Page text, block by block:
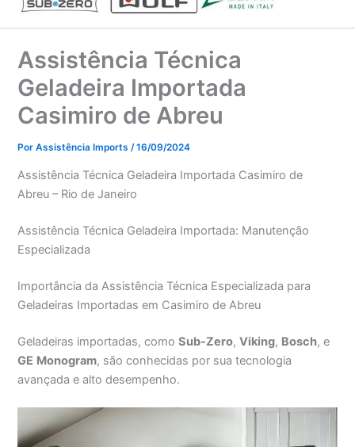
Assistência Técnica
Geladeira Importada
Casimiro de Abreu
PorAssistência Imports/16/09/2024
Assistência Técnica Geladeira Importada Casimiro de
Abreu – Rio de Janeiro
Assistência Técnica Geladeira Importada: Manutenção
Especializada
Importância da Assistência Técnica Especializada para
Geladeiras Importadas em Casimiro de Abreu
Geladeiras importadas, comoSub-Zero,Viking, Bosch, e
GE Monogram, são conhecidas por sua tecnologia
avançada e alto desempenho.